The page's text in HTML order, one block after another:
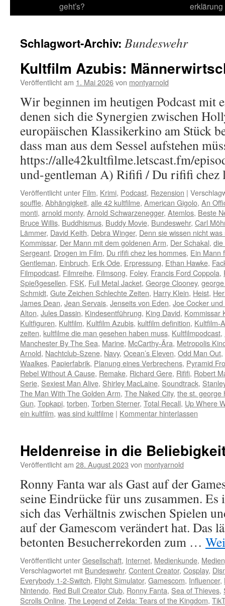
geht’s?
erklärung
Schlagwort-Archiv: Bundeswehr
Kultfilm Azubis:
Veröffentlicht am 1. Mai 2026von montyarnold
Wir beginnen im heutigen Podcast mit
denen sich die Synergien zwischen
europäischen Klassikerkino am Stück
dass man aus dem Sessel aufstehen
https://alle42kultfilme.letscast.fm/
und-gentleman A) Rififi / Du rififi
Veröffentlicht unter Film, Krimi, Podcast, Rezension |
souffle, Abhängigkeit, alle 42 kultfilme, American Gigolo, An
monti, arnold monty, Arnold Schwarzenegger, Atemlos, Beste
Bruce Willis, Buddhismus, Buddy Movie, Bundeswehr, Carl
Lämmer, David Keith, Debra Winger, Denn sie wissen nicht was
Kommissar, Der Mann mit dem goldenen Arm, Der Schakal, die
Sergeant, Drogen im Film, Du rififi chez les hommes, Ein Mann
Gentleman, Einbruch, Erik Ode, Erpressung, Ethan Hawke,
Filmpodcast, Filmreihe, Filmsong, Foley, Francis Ford Coppola,
Spießgesellen, FSK, Full Metal Jacket, George Clooney,
Schmidt, Gute Zeichen Schlechte Zeiten, Harry Klein, Heist,
James Dean, Jean Servais, Jenseits von Eden, Joe Cocker
Alton, Jules Dassin, Kindesentführung, King David, Kommissar
Kultfiguren, Kultfilm, Kultfilm Azubis, kultfilm definition, Kultfilm-
zeiten, kultfilme die man gesehen haben muss, Kultfilmpodcast,
Manchester By The Sea, Marine, McCarthy-Ära, Metropolis
Arnold, Nachtclub-Szene, Navy, Ocean’s Eleven, Odd Man Out,
Waalkes, Papierfabrik, Planung eines Verbrechens, Pyramid
Rebel Without A Cause, Remake, Richard Gere, Rififi, Robert
Serie, Sexiest Man Alive, Shirley MacLaine, Soundtrack,
The Man With The Golden Arm, The Naked City, the st. george
Gun, Topkapi, torben, Torben Sterner, Total Recall, Up Where
ein kultfilm, was sind kultfilme | Kommentar hinterlassen
Heldenreise in die
Veröffentlicht am 28. August 2023 von montyarnold
Ronny Fanta war als Gast auf der
seine Eindrücke für uns zusammen.
sich das Verhältnis zwischen Spielen
auf der Gamescom verändert hat. Das
betonten Besucherrekorden zum …
Veröffentlicht unterGesellschaft, Internet, Medienkunde,
Verschlagwortet mit Bundeswehr, Content Creator, Cosplay,
Everybody 1-2-Switch, Flight Simulator, Gamescom, Influencer,
Nintendo, Red Bull Creator Club, Ronny Fanta, Sea of Thieves,
Scrolls Online, The Legend of Zelda: Tears of the Kingdom,